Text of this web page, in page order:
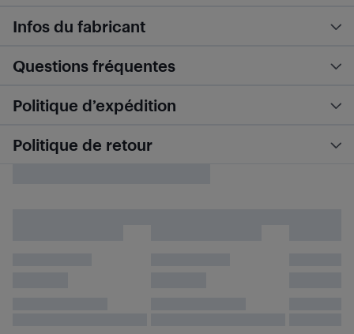
Infos du fabricant
Questions fréquentes
Politique d’expédition
Politique de retour